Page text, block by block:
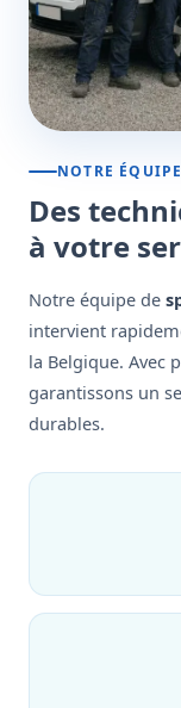
NOTRE ÉQUIPE
Des
à votre
Notre équipe de
intervient
la Belgique. Avec
garantissons un
durables.